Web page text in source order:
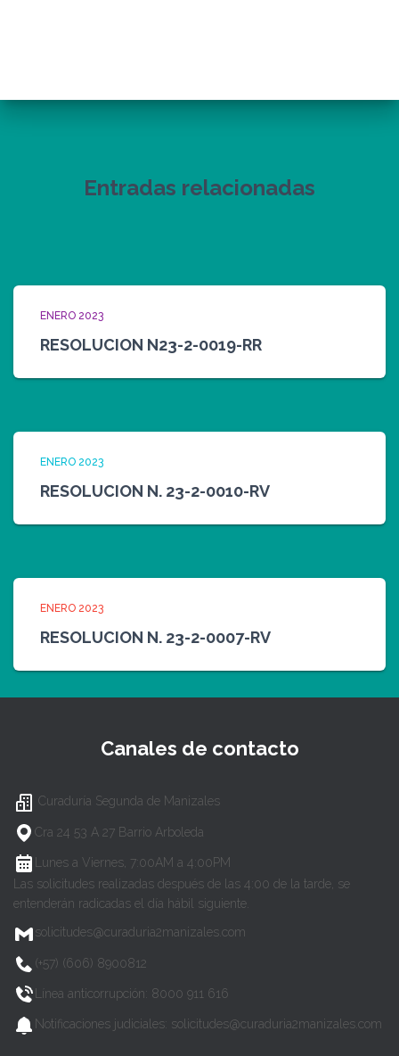
Entradas relacionadas
ENERO 2023
RESOLUCION N23-2-0019-RR
ENERO 2023
RESOLUCION N. 23-2-0010-RV
ENERO 2023
RESOLUCION N. 23-2-0007-RV
Canales de contacto
Curaduría Segunda de Manizales
Cra 24 53 A 27 Barrio Arboleda
Lunes a Viernes, 7:00AM a 4:00PM
Las solicitudes realizadas después de las 4:00 de la tarde, se
entenderán radicadas el día hábil siguiente.
solicitudes@curaduria2manizales.com
(+57) (606) 8900812
Línea anticorrupción: 8000 911 616
Notificaciones judiciales: solicitudes@curaduria2manizales.com